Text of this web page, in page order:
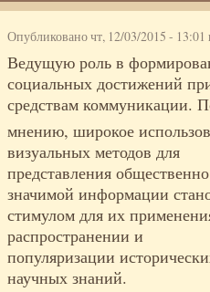
Опубликовано чт, 12/03/2015 - 13:01
Ведущую роль в
социальных достижений
средствам коммуникации.
мнению, широкое
визуальных методов для
представления общественно
значимой информации
стимулом для их
распространении и
популяризации
научных знаний.